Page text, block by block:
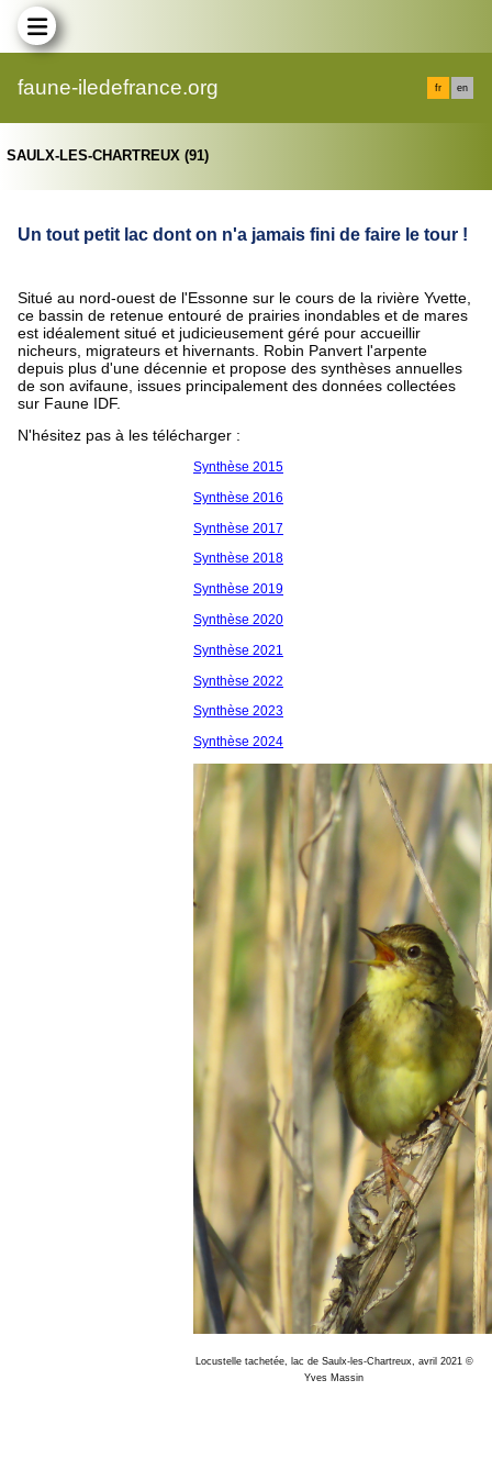
faune-iledefrance.org fr en
SAULX-LES-CHARTREUX (91)
Un tout petit lac dont on n'a jamais fini de faire le tour !
Situé au nord-ouest de l'Essonne sur le cours de la rivière Yvette,
ce bassin de retenue entouré de prairies inondables et de mares
est idéalement situé et judicieusement géré pour accueillir
nicheurs, migrateurs et hivernants. Robin Panvert l'arpente
depuis plus d'une décennie et propose des synthèses annuelles
de son avifaune, issues principalement des données collectées
sur Faune IDF.
N'hésitez pas à les télécharger :
Synthèse 2015
Synthèse 2016
Synthèse 2017
Synthèse 2018
Synthèse 2019
Synthèse 2020
Synthèse 2021
Synthèse 2022
Synthèse 2023
Synthèse 2024
Locustelle tachetée, lac de Saulx-les-Chartreux, avril 2021 ©
Yves Massin